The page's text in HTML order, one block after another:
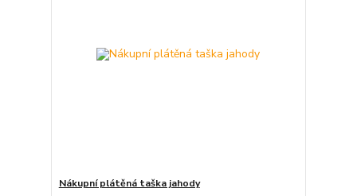
Nákupní plátěná taška jahody